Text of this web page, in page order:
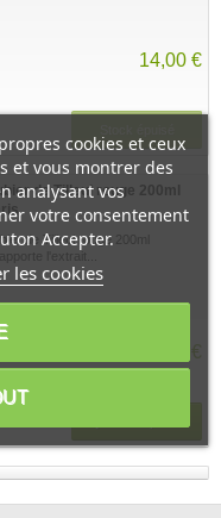
14,00 €
de Tilleul rouge 200ml
de Tilleul rouge 200ml
l'extrait...
29,90 €
cookies et ceux
et vous montrer des
analysant vos
votre consentement
Accepter.
les cookies